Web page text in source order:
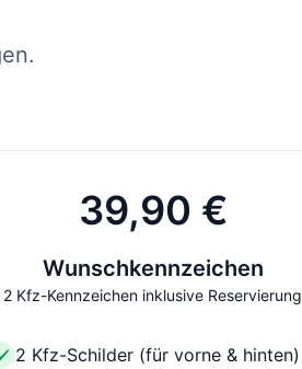
39,90 €
Wunschkennzeichen
2 Kfz-Kennzeichen inklusive Reservierung
2 Kfz-Schilder (für vorne & hinten)